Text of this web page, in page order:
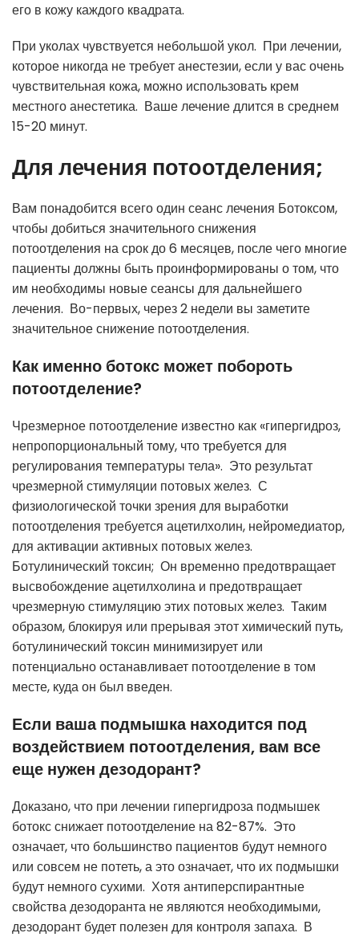
его в кожу каждого квадрата.
При уколах чувствуется небольшой укол. При лечении,
которое никогда не требует анестезии, если у вас очень
чувствительная кожа, можно использовать крем
местного анестетика. Ваше лечение длится в среднем
15-20 минут.
Для лечения потоотделения;
Вам понадобится всего один сеанс лечения Ботоксом,
чтобы добиться значительного снижения
потоотделения на срок до 6 месяцев, после чего многие
пациенты должны быть проинформированы о том, что
им необходимы новые сеансы для дальнейшего
лечения. Во-первых, через 2 недели вы заметите
значительное снижение потоотделения.
Как именно ботокс может побороть
потоотделение?
Чрезмерное потоотделение известно как «гипергидроз,
непропорциональный тому, что требуется для
регулирования температуры тела». Это результат
чрезмерной стимуляции потовых желез. С
физиологической точки зрения для выработки
потоотделения требуется ацетилхолин, нейромедиатор,
для активации активных потовых желез.
Ботулинический токсин; Он временно предотвращает
высвобождение ацетилхолина и предотвращает
чрезмерную стимуляцию этих потовых желез. Таким
образом, блокируя или прерывая этот химический путь,
ботулинический токсин минимизирует или
потенциально останавливает потоотделение в том
месте, куда он был введен.
Если ваша подмышка находится под
воздействием потоотделения, вам все
еще нужен дезодорант?
Доказано, что при лечении гипергидроза подмышек
ботокс снижает потоотделение на 82-87%. Это
означает, что большинство пациентов будут немного
или совсем не потеть, а это означает, что их подмышки
будут немного сухими. Хотя антиперспирантные
свойства дезодоранта не являются необходимыми,
дезодорант будет полезен для контроля запаха. В